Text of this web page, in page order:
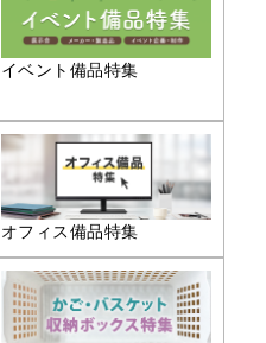
イベント備品特集
オフィス備品特集